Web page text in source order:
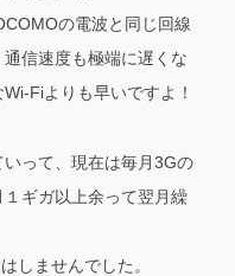
の電波と同じ回線
信速度も極端に遅くな
Fiよりも早いですよ！
って、現在は毎月3Gの
ギガ以上余って翌月繰
しませんでした。